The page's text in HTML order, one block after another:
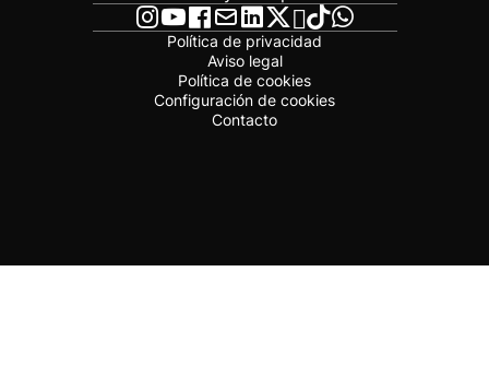
Política de privacidad
Aviso legal
Política de cookies
Configuración de cookies
Contacto